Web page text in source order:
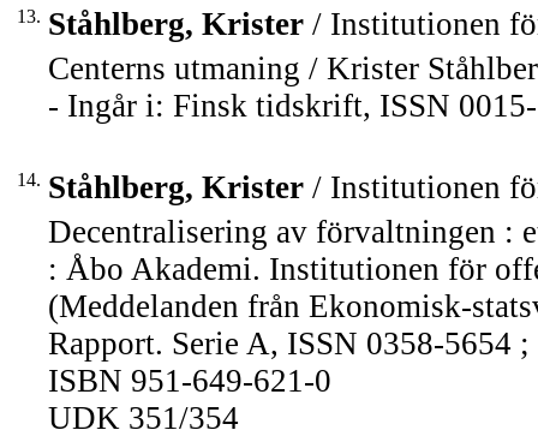
13. Ståhlberg, Krister / Institutionen
Centerns utmaning / Krister
- Ingår i: Finsk tidskrift, ISSN
14. Ståhlberg, Krister / Institutionen
Decentralisering av förvaltningen :
: Åbo Akademi. Institutionen för
(Meddelanden från Ekonomisk-
Rapport. Serie A, ISSN 0358-5654
ISBN 951-649-621-0
UDK 351/354